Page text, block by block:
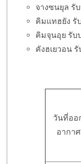
จางซนยุล รั
คิมแทฮยัง รั
คิมจุนอุย รับ
คังฮเยวอน
วันที่ออ
อากาศ